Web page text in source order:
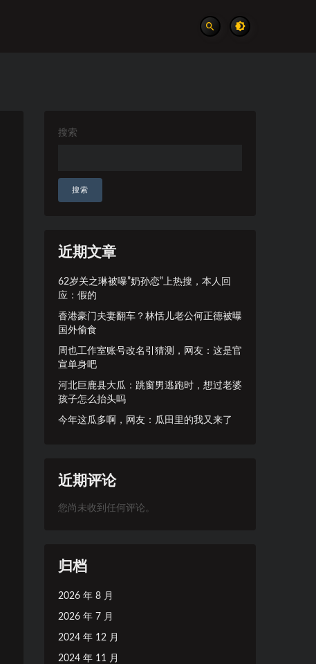
搜索
搜索
近期文章
62岁关之琳被曝”奶孙恋”上热搜，本人回
应：假的
香港豪门夫妻翻车？林恬儿老公何正德被曝
国外偷食
周也工作室账号改名引猜测，网友：这是官
宣单身吧
河北巨鹿县大瓜：跳窗男逃跑时，想过老婆
孩子怎么抬头吗
今年这瓜多啊，网友：瓜田里的我又来了
近期评论
您尚未收到任何评论。
归档
2026 年 8 月
2026 年 7 月
2024 年 12 月
2024 年 11 月